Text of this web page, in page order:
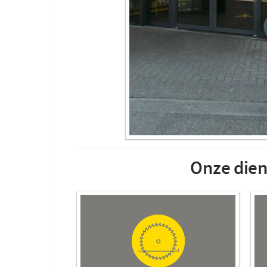
Onze